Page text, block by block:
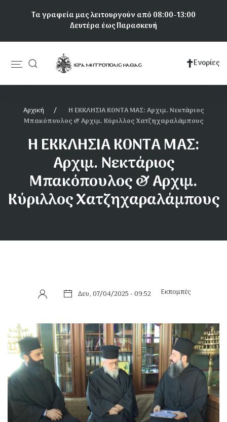
Τα γραφεία μας λειτουργούν από 08:00-13:00
Δευτέρα έως Παρασκευή
Κεντρική
πλοήγηση
Ενορίες
Αρχική
Η ΕΚΚΛΗΣΙΑ ΚΟΝΤΑ ΜΑΣ: Αρχιμ. Νεκτάριος
Μπακόπουλος & Αρχιμ. Κύριλλος Χατζηχαραλάμπους
Η ΕΚΚΛΗΣΙΑ ΚΟΝΤΑ ΜΑΣ:
Αρχιμ. Νεκτάριος
Μπακόπουλος & Αρχιμ.
Κύριλλος Χατζηχαραλάμπους
Δευ, 07/04/2025 - 09:52 Εκπομπές